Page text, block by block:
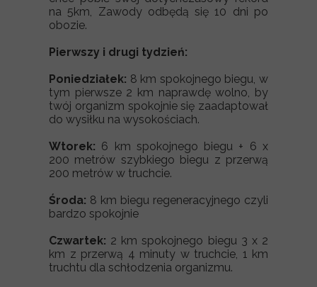
na 5km, Zawody odbędą się 10 dni po
obozie.
Pierwszy i drugi tydzień:
Poniedziałek: 8 km spokojnego biegu, w
tym pierwsze 2 km naprawdę wolno, by
twój organizm spokojnie się zaadaptował
do wysiłku na wysokościach.
Wtorek: 6 km spokojnego biegu + 6 x
200 metrów szybkiego biegu z przerwą
200 metrów w truchcie.
Środa: 8 km biegu regeneracyjnego czyli
bardzo spokojnie
Czwartek: 2 km spokojnego biegu 3 x 2
km z przerwą 4 minuty w truchcie, 1 km
truchtu dla schłodzenia organizmu.